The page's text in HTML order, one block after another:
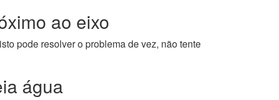
ao eixo
pode resolver o problema de vez, não tente
água